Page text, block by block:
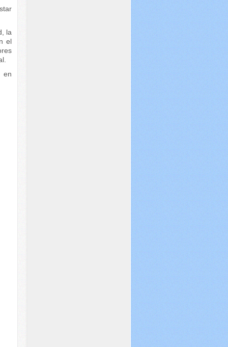
la
el
en